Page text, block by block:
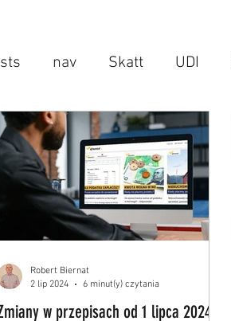
nav Skatt UDI
w Norwegii O mnie
w przepisach od 1 lipca 2024
Robert Biernat
2 lip 2024
6 minut(y) czytania